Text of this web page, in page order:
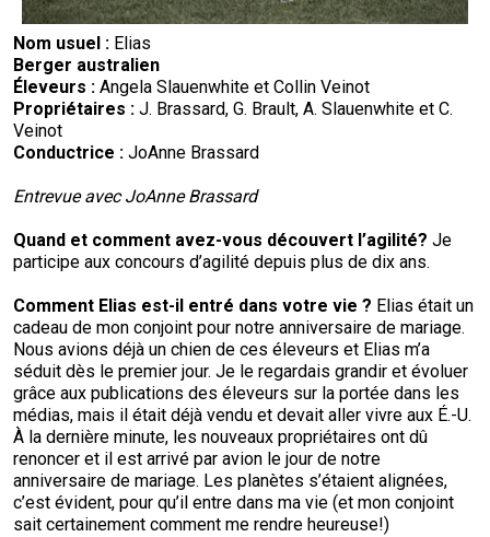
Nom usuel : Elias
Berger australien
Éleveurs : Angela Slauenwhite et Collin Veinot
Propriétaires : J. Brassard, G. Brault, A. Slauenwhite et C.
Veinot
Conductrice : JoAnne Brassard
Entrevue avec JoAnne Brassard
Quand et comment avez-vous découvert l’agilité? Je
participe aux concours d’agilité depuis plus de dix ans.
Comment Elias est-il entré dans votre vie ? Elias était un
cadeau de mon conjoint pour notre anniversaire de mariage.
Nous avions déjà un chien de ces éleveurs et Elias m’a
séduit dès le premier jour. Je le regardais grandir et évoluer
grâce aux publications des éleveurs sur la portée dans les
médias, mais il était déjà vendu et devait aller vivre aux É.-U.
À la dernière minute, les nouveaux propriétaires ont dû
renoncer et il est arrivé par avion le jour de notre
anniversaire de mariage. Les planètes s’étaient alignées,
c’est évident, pour qu’il entre dans ma vie (et mon conjoint
sait certainement comment me rendre heureuse!)